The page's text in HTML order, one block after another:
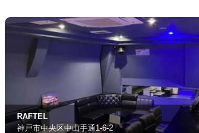
GATTINO
神戸市中央区中山手通1-4-23